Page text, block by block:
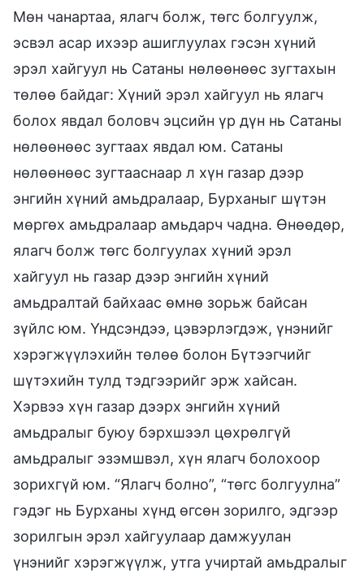
Мөн чанартаа, ялагч болж, төгс болгуулж,
эсвэл асар ихээр ашиглуулах гэсэн хүний
эрэл хайгуул нь Сатаны нөлөөнөөс зугтахын
төлөө байдаг: Хүний эрэл хайгуул нь ялагч
болох явдал боловч эцсийн үр дүн нь Сатаны
нөлөөнөөс зугтаах явдал юм. Сатаны
нөлөөнөөс зугтааснаар л хүн газар дээр
энгийн хүний амьдралаар, Бурханыг шүтэн
мөргөх амьдралаар амьдарч чадна. Өнөөдөр,
ялагч болж төгс болгуулах хүний эрэл
хайгуул нь газар дээр энгийн хүний
амьдралтай байхаас өмнө зорьж байсан
зүйлс юм. Үндсэндээ, цэвэрлэгдэж, үнэнийг
хэрэгжүүлэхийн төлөө болон Бүтээгчийг
шүтэхийн тулд тэдгээрийг эрж хайсан.
Хэрвээ хүн газар дээрх энгийн хүний
амьдралыг буюу бэрхшээл цөхрөлгүй
амьдралыг эзэмшвэл, хүн ялагч болохоор
зорихгүй юм. “Ялагч болно”, “төгс болгуулна”
гэдэг нь Бурханы хүнд өгсөн зорилго, эдгээр
зорилгын эрэл хайгуулаар дамжуулан
үнэнийг хэрэгжүүлж, утга учиртай амьдралыг